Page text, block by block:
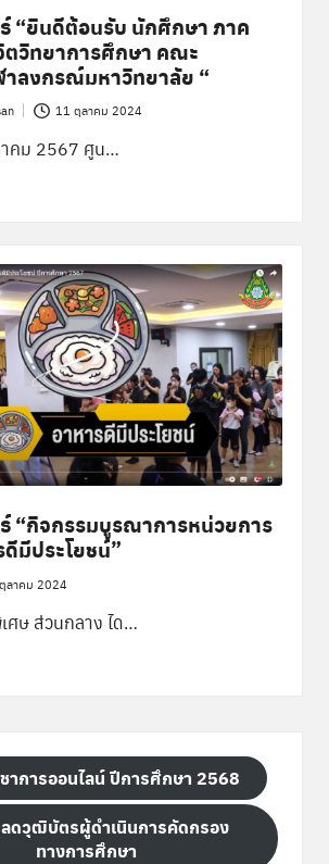
“ยินดีต้อนรับ นักศึกษา ภาค
ตวิทยาการศึกษา คณะ
ลงกรณ์มหาวิทยาลัย “
11 ตุลาคม 2024
คม 2567 ศูน…
“กิจกรรมบูรณาการหน่วยการ
ดีมีประโยชน์”
ลาคม 2024
ศษ ส่วนกลาง ได…
าการออนไลน์ ปีการศึกษา 2568
ดวุฒิบัตรผู้ดำเนินการคัดกรอง
ทางการศึกษา